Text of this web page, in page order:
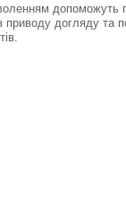
допоможуть
приводу догляду та